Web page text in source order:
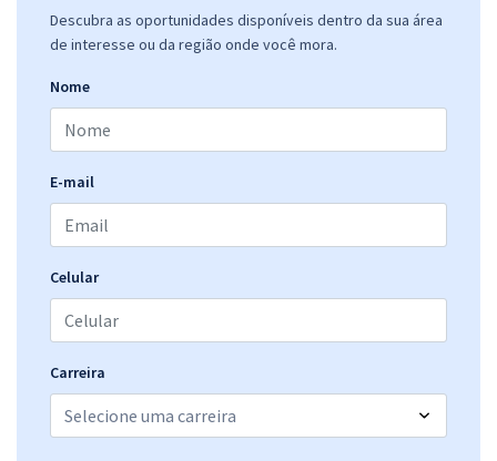
Comprar
Curso Completo para Residências - Psicologia
Curso Completo para Residências - Fisioterapia
Comprar
Descubra as oportunidades disponíveis dentro da sua área
de interesse ou da região onde você mora.
Nome
E-mail
Celular
Carreira